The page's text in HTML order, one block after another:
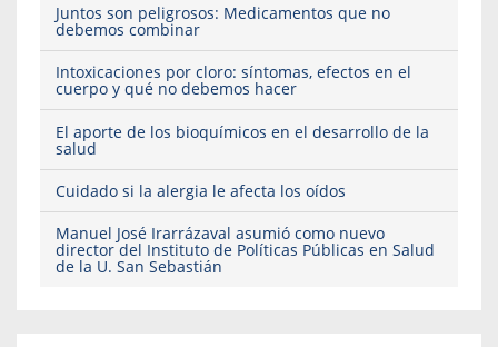
Juntos son peligrosos: Medicamentos que no
debemos combinar
Intoxicaciones por cloro: síntomas, efectos en el
cuerpo y qué no debemos hacer
El aporte de los bioquímicos en el desarrollo de la
salud
Cuidado si la alergia le afecta los oídos
Manuel José Irarrázaval asumió como nuevo
director del Instituto de Políticas Públicas en Salud
de la U. San Sebastián